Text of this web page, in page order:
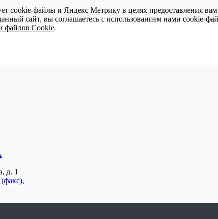
д. 1
,
cookie-файлы и Яндекс Метрику в целях предоставления
сайт, вы соглашаетесь с использованием нами cookie-
файлов Cookie.